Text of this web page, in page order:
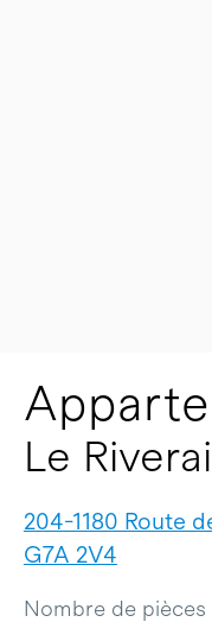
Le
204-1180 Route
G7A 2V4
Nombre de pièces